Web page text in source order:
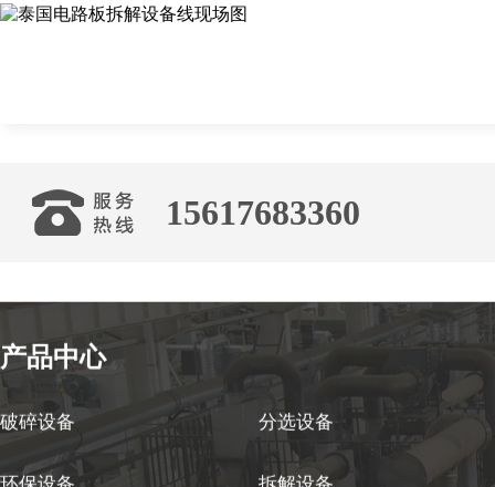
15617683360
产品中心
破碎设备 分选设备
环保设备 拆解设备